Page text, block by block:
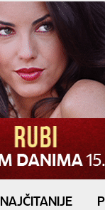
NAJČITANIJE